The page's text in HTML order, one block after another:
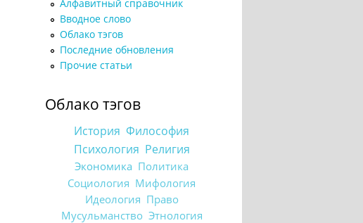
Алфавитный справочник
Вводное слово
Облако тэгов
Последние обновления
Прочие статьи
Облако тэгов
История Философия
Психология Религия
Экономика Политика
Социология Мифология
Идеология Право
Мусульманство Этнология